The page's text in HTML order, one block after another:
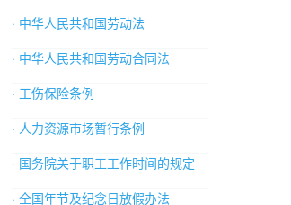
· 中华人民共和国劳动法
· 中华人民共和国劳动合同法
· 工伤保险条例
· 人力资源市场暂行条例
· 国务院关于职工工作时间的规定
· 全国年节及纪念日放假办法